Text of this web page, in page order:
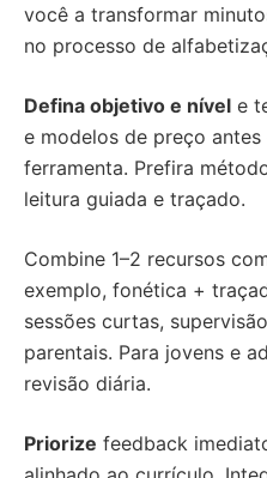
você a transformar
no processo de
Defina objetivo e nível e
e modelos de preço antes
ferramenta. Prefira
leitura guiada e traçado.
Combine 1–2 recursos
exemplo, fonética +
sessões curtas,
parentais. Para jovens e
revisão diária.
Priorize feedback